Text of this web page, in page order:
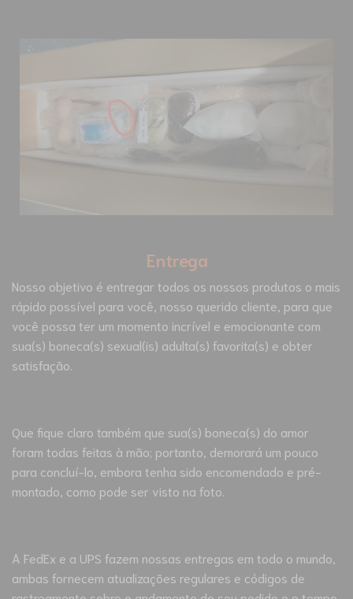
Entrega
Nosso objetivo é entregar todos os nossos produtos o mais
rápido possível para você, nosso querido cliente, para que
você possa ter um momento incrível e emocionante com
sua(s) boneca(s) sexual(is) adulta(s) favorita(s) e obter
satisfação.
Que fique claro também que sua(s) boneca(s) do amor
foram todas feitas à mão; portanto, demorará um pouco
para concluí-lo, embora tenha sido encomendado e pré-
montado, como pode ser visto na foto.
A FedEx e a UPS fazem nossas entregas em todo o mundo,
ambas fornecem atualizações regulares e códigos de